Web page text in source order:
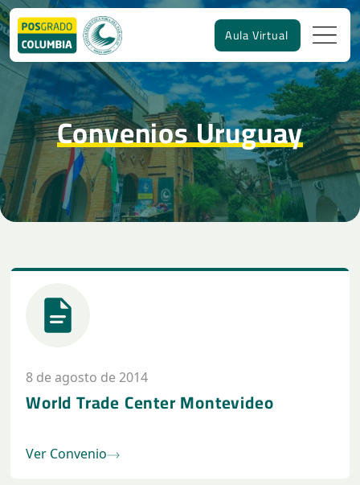
Aula Virtual
Convenios Uruguay
8 de agosto de 2014
World Trade Center Montevideo
Ver Convenio